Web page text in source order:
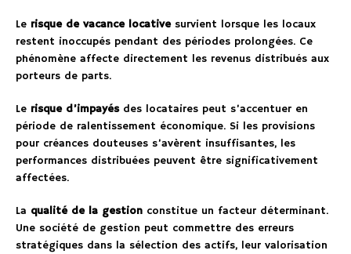
Le risque de vacance locativesurvient lorsque les locaux
restent inoccupés pendant des périodes prolongées. Ce
phénomène affecte directement les revenus distribués aux
porteurs de parts.
Le risque d’impayésdes locataires peut s’accentuer en
période de ralentissement économique. Si les provisions
pour créances douteuses s’avèrent insuffisantes, les
performances distribuées peuvent être significativement
affectées.
La qualité de la gestion constitue un facteur déterminant.
Une société de gestion peut commettre des erreurs
stratégiques dans la sélection des actifs, leur valorisation